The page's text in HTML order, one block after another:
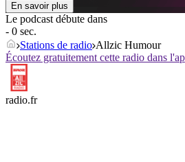
En savoir plus
Le podcast débute dans
- 0 sec.
Stations de radio Allzic Humour
Écoutez gratuitement cette radio dans
radio.fr